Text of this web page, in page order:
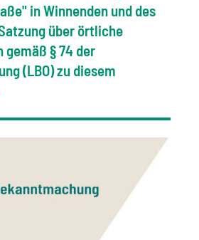
in Winnenden und des
über örtliche
§ 74 der
(LBO) zu diesem